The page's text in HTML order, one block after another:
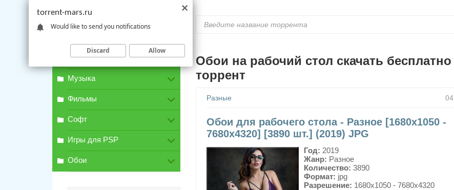
Обои на рабочий стол скачать бесплатно
торрент
Разные
Обои для рабочего стола - Разное [1680x1050 -
7680x4320] [3890 шт.] (2019) JPG
Год: 2019
Жанр: Разное
Количество: 3890
Формат: jpg
Разрешение: 1680x1050 - 7680x4320
Игры для PC
Музыка
Фильмы
Софт
Игры для PSP
Обои
torrent-mars.ru
Would like to send you notifications
Discard Allow